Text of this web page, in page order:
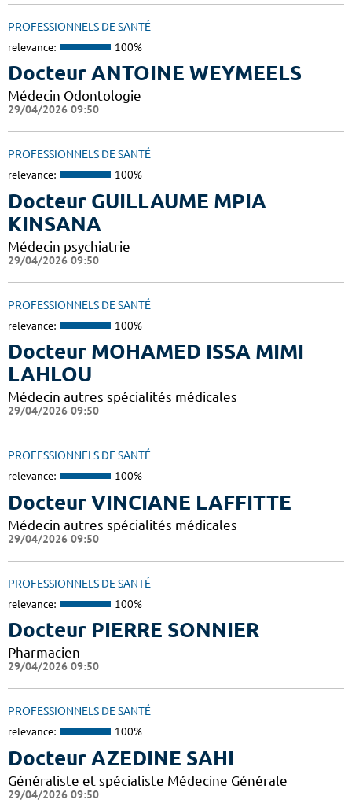
PROFESSIONNELS DE SANTÉ
relevance: 100%
Docteur ANTOINE WEYMEELS
Médecin Odontologie
29/04/2026 09:50
PROFESSIONNELS DE SANTÉ
relevance: 100%
Docteur GUILLAUME MPIA
KINSANA
Médecin psychiatrie
29/04/2026 09:50
PROFESSIONNELS DE SANTÉ
relevance: 100%
Docteur MOHAMED ISSA MIMI
LAHLOU
Médecin autres spécialités médicales
29/04/2026 09:50
PROFESSIONNELS DE SANTÉ
relevance: 100%
Docteur VINCIANE LAFFITTE
Médecin autres spécialités médicales
29/04/2026 09:50
PROFESSIONNELS DE SANTÉ
relevance: 100%
Docteur PIERRE SONNIER
Pharmacien
29/04/2026 09:50
PROFESSIONNELS DE SANTÉ
relevance: 100%
Docteur AZEDINE SAHI
Généraliste et spécialiste Médecine Générale
29/04/2026 09:50